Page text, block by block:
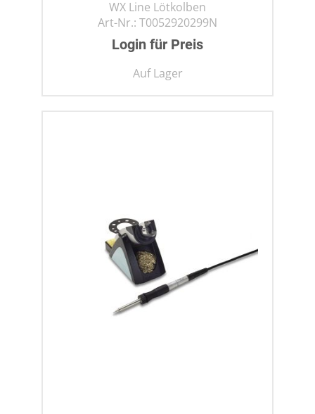
WX Line Lötkolben
Art-Nr.: T0052920299N
Login für Preis
Auf Lager